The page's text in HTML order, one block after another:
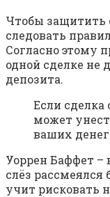
Чтобы защитить
следовать
Согласно этому
одной сделке не
депозита.
Если
может
ваших денег
Уоррен Баффет –
слёз
учит рисковать